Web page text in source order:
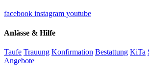
facebook instagram youtube
Anlässe & Hilfe
Taufe Trauung Konfirmation Bestattung KiTa
Angebote